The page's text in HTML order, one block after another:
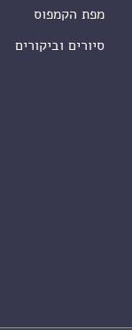
מפת הקמפוס
סיורים וביקורים